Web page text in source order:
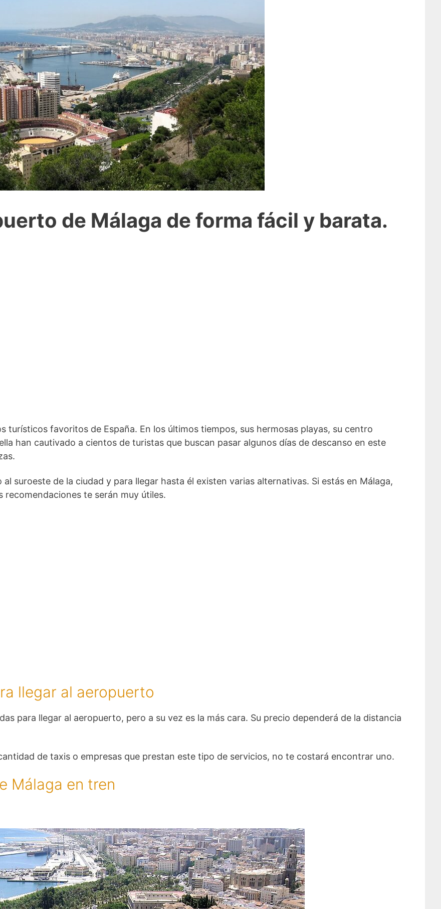
de Málaga de forma fácil y barata.
turísticos favoritos de España. En los últimos tiempos, sus hermosas playas, su centro
han cautivado a cientos de turistas que buscan pasar algunos días de descanso en este
al suroeste de la ciudad y para llegar hasta él existen varias alternativas. Si estás en Málaga,
te serán muy útiles.
llegar al aeropuerto
para llegar al aeropuerto, pero a su vez es la más cara. Su precio dependerá de la distancia
de taxis o empresas que prestan este tipo de servicios, no te costará encontrar uno.
Málaga en tren